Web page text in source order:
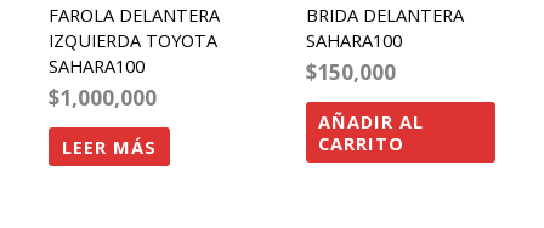
FAROLA DELANTERA
IZQUIERDA TOYOTA
SAHARA100
$1,000,000
LEER MÁS
BRIDA DELANTERA
SAHARA100
$150,000
AÑADIR AL
CARRITO